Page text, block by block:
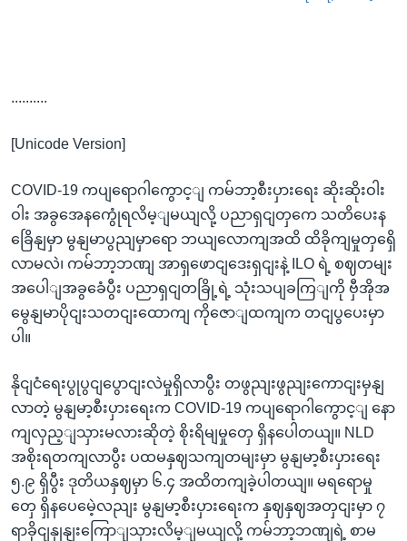
..........
[Unicode Version]
COVID-19 ကပျရောဂါကွောင့ျ ကမ်ဘာ့စီးပှားရေး ဆိုးဆိုးဝါး
ဝါး အခွအေနကွေုံရလိမ့ျမယျလို့ ပညာရှငျတှကေ သတိပေးန
ခြေိနျမှာ မွနျမာပွညျမှာရော ဘယျလောကျအထိ ထိခိုကျမှုတှရှေိ
လာမလဲ၊ ကမ်ဘာ့ဘဏျ အာရှဖောငျဒေးရှငျးနဲ့ ILO ရဲ့ စဈတမျး
အပေါျအခွခေံပွီး ပညာရှငျတခြို့ရဲ့ သုံးသပျခကြျကို ဗှီအိုအ
မွေနျမာပိုငျးသတငျးထောကျ ကိုဇောျထကျက တငျပွပေးမှာ
ပါ။
နိုငျငံရေးပွုပွငျပွောငျးလဲမှုရှိလာပွီး တဖွညျးဖွညျးကောငျးမှနျ
လာတဲ့ မွနျမာ့စီးပှားရေးက COVID-19 ကပျရောဂါကွောင့ျ နော
ကျလှည့ျသှားမလားဆိုတဲ့ စိုးရိမျမှုတှေ ရှိနပေါတယျ။ NLD
အစိုးရတကျလာပွီး ပထမနှဈသကျတမျးမှာ မွနျမာ့စီးပှားရေး
၅.၉ ရှိပွီး ဒုတိယနှဈမှာ ၆.၄ အထိတကျခဲ့ပါတယျ။ မရရောမှု
တှေ ရှိနပေမေဲ့လညျး မွနျမာ့စီးပှားရေးက နှဈနှဈအတှငျးမှာ ၇
ရာခိုငျနှုနျးကြောျသှားလိမ့ျမယျလို့ ကမ်ဘာ့ဘဏျရဲ့ စာမ